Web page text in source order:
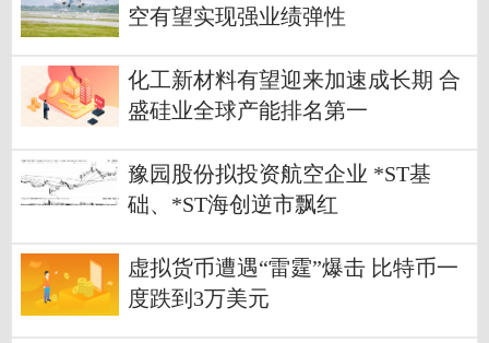
空有望实现强业绩弹性
化工新材料有望迎来加速成长期 合
盛硅业全球产能排名第一
豫园股份拟投资航空企业 *ST基
础、*ST海创逆市飘红
虚拟货币遭遇“雷霆”爆击 比特币一
度跌到3万美元